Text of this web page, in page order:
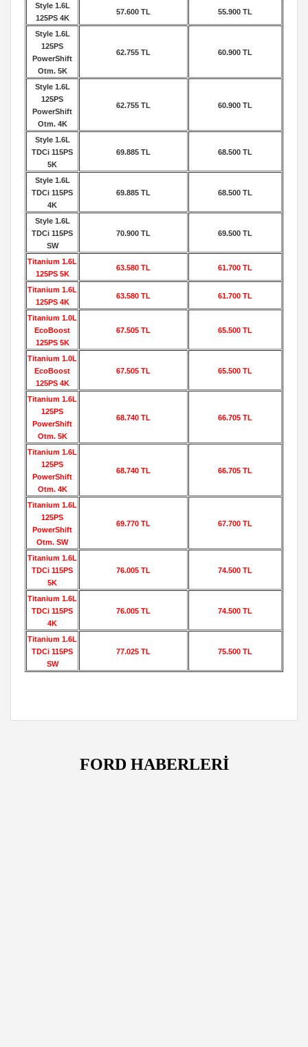
Style 1.6L
125PS 4K
57.600 TL 55.900 TL
Style 1.6L
125PS
PowerShift
Otm. 5K
62.755 TL 60.900 TL
Style 1.6L
125PS
PowerShift
Otm. 4K
62.755 TL 60.900 TL
Style 1.6L
TDCi 115PS
5K
69.885 TL 68.500 TL
Style 1.6L
TDCi 115PS
4K
69.885 TL 68.500 TL
Style 1.6L
TDCi 115PS
SW
70.900 TL 69.500 TL
Titanium 1.6L
125PS 5K
63.580 TL 61.700 TL
Titanium 1.6L
125PS 4K
63.580 TL 61.700 TL
Titanium 1.0L
EcoBoost
125PS 5K
67.505 TL 65.500 TL
Titanium 1.0L
EcoBoost
125PS 4K
67.505 TL 65.500 TL
Titanium 1.6L
125PS
PowerShift
Otm. 5K
68.740 TL 66.705 TL
Titanium 1.6L
125PS
PowerShift
Otm. 4K
68.740 TL 66.705 TL
Titanium 1.6L
125PS
PowerShift
Otm. SW
69.770 TL 67.700 TL
Titanium 1.6L
TDCi 115PS
5K
76.005 TL 74.500 TL
Titanium 1.6L
TDCi 115PS
4K
76.005 TL 74.500 TL
Titanium 1.6L
TDCi 115PS
SW
77.025 TL 75.500 TL
FORD HABERLERİ